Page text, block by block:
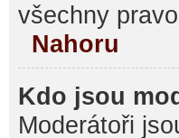
všechny
Nahoru
Kdo jsou
Moderátoři